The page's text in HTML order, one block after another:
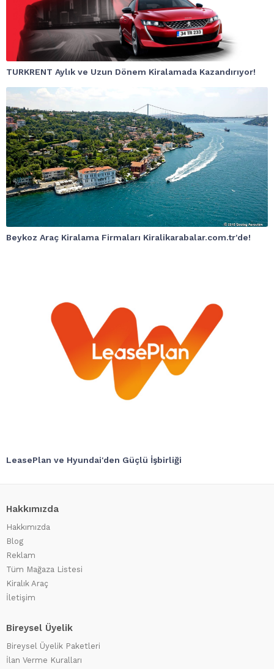
TURKRENT Aylık ve Uzun Dönem Kiralamada Kazandırıyor!
Beykoz Araç Kiralama Firmaları Kiralikarabalar.com.tr'de!
LeasePlan ve Hyundai'den Güçlü İşbirliği
Hakkımızda
Hakkımızda
Blog
Reklam
Tüm Mağaza Listesi
Kiralık Araç
İletişim
Bireysel Üyelik
Bireysel Üyelik Paketleri
İlan Verme Kuralları